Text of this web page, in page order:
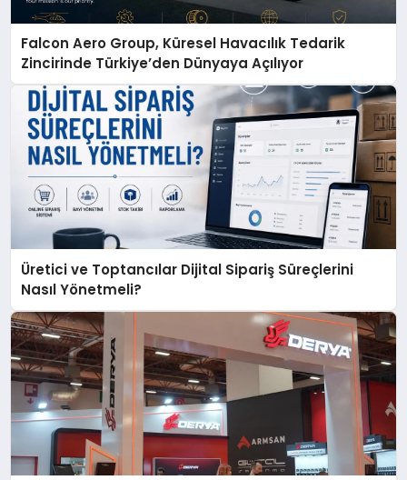
Falcon Aero Group, Küresel Havacılık Tedarik
Zincirinde Türkiye’den Dünyaya Açılıyor
Üretici ve Toptancılar Dijital Sipariş Süreçlerini
Nasıl Yönetmeli?